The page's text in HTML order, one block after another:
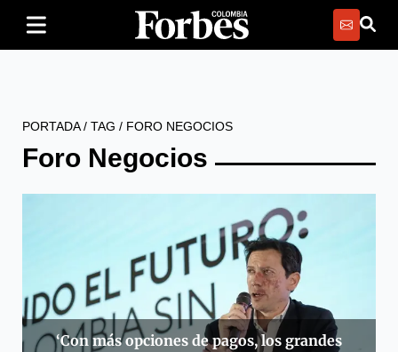
PORTADA/ TAG / FORO NEGOCIOS
Foro Negocios
‘Con más opciones de pagos, los grandes